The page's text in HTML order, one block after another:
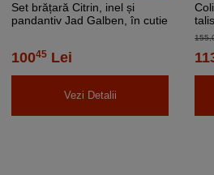
Set brățară Citrin, inel și
pandantiv Jad Galben, în cutie
10045 Lei
Vezi Detalii